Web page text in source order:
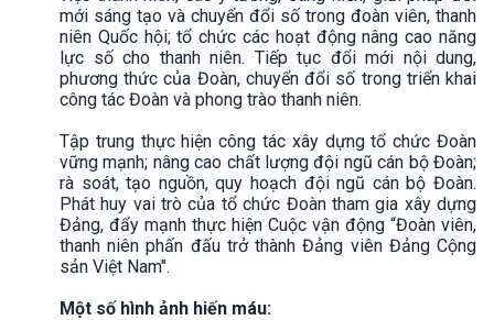
mới sáng tạo và chuyển đổi số trong đoàn viên, thanh
niên Quốc hội; tổ chức các hoạt động nâng cao năng
lực số cho thanh niên. Tiếp tục đổi mới nội dung,
phương thức của Đoàn, chuyển đổi số trong triển khai
công tác Đoàn và phong trào thanh niên.
Tập trung thực hiện công tác xây dựng tổ chức Đoàn
vững mạnh; nâng cao chất lượng đội ngũ cán bộ Đoàn;
rà soát, tạo nguồn, quy hoạch đội ngũ cán bộ Đoàn.
Phát huy vai trò của tổ chức Đoàn tham gia xây dựng
Đảng, đẩy mạnh thực hiện Cuộc vận động “Đoàn viên,
thanh niên phấn đấu trở thành Đảng viên Đảng Cộng
sản Việt Nam".
Một số hình ảnh hiến máu: